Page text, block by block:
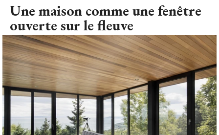
Une maison comme une fenêtre
ouverte sur le fleuve